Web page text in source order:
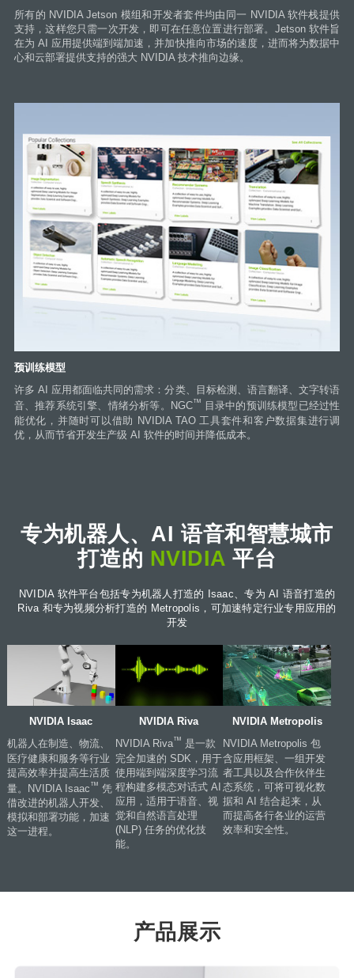
所有的 NVIDIA Jetson 模组和开发者套件均由同一 NVIDIA 软件栈提供
支持，这样您只需一次开发，即可在任意位置进行部署。Jetson 软件旨
在为 AI 应用提供端到端加速，并加快推向市场的速度，进而将为数据中
心和云部署提供支持的强大 NVIDIA 技术推向边缘。
预训练模型
许多 AI 应用都面临共同的需求：分类、目标检测、语言翻译、文字转语
音、推荐系统引擎、情绪分析等。NGC™
目录中的预训练模型已经过性
能优化，并随时可以借助 NVIDIA TAO 工具套件和客户数据集进行调
优，从而节省开发生产级 AI 软件的时间并降低成本。
专为机器人、AI 语音和智慧城市
打造的 NVIDIA 平台
NVIDIA 软件平台包括专为机器人打造的 Isaac、专为 AI 语音打造的
Riva 和专为视频分析打造的 Metropolis，可加速特定行业专用应用的
开发
NVIDIA Isaac
机器人在制造、物流、
医疗健康和服务等行业
提高效率并提高生活质
量。NVIDIA Isaac™ 凭
借改进的机器人开发、
模拟和部署功能，加速
这一进程。
NVIDIA Riva
NVIDIA Riva™ 是一款
完全加速的 SDK，用于
使用端到端深度学习流
程构建多模态对话式 AI
应用，适用于语音、视
觉和自然语言处理
(NLP) 任务的优化技
能。
NVIDIA Metropolis
NVIDIA Metropolis 包
含应用框架、一组开发
者工具以及合作伙伴生
态系统，可将可视化数
据和 AI 结合起来，从
而提高各行各业的运营
效率和安全性。
产品展示